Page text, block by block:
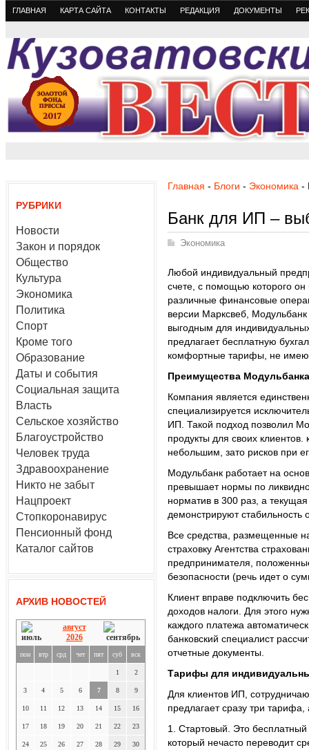
ГЛАВНАЯ КАРТА САЙТА КОНТАКТЫ РЕДАКЦИЯ ДОКУМЕНТЫ
РУБРИКИ
Новости
Закон и порядок
Общество
Культура
Экономика
Политика
Спорт
Кроме того
Образование
Даты и события
Социальная защита
Власть
Сельское хозяйство
Благоустройство
Человек труда
Здравоохранение
Никто не забыт
Нацпроект
Стопкоронавирус
Пенсионный фонд
Каталог сайтов
АРХИВ НОВОСТЕЙ
август
2026
пон втр срд чет пят суб вск
1 2
3 4 5 6 7 8 9
10 11 12 13 14 15 16
17 18 19 20 21 22 23
24 25 26 27 28 29 30
Главная - Блоги - Экономика -
Банк для ИП –
Экономика
Любой индивидуальный
счете, с помощью которого он
различные финансовые
версии Марксвеб,
выгодным для
предлагает бесплатную
комфортные тарифы, не
Преимущества Модульбанка
Компания является
специализируется
ИП. Такой подход позволил
продукты для своих
небольшим, зато рисков при
Модульбанк работает на
превышает нормы по
норматив в 300 раз, а
демонстрируют стабильность
Все средства, размещенные
страховку Агентства
предпринимателя,
безопасности (речь идет о
Клиент вправе подключить
доходов налоги. Для этого
каждого платежа
банковский специалист
отчетные документы.
Тарифы для
Для клиентов ИП,
предлагает сразу три
1. Стартовый. Это
который нечасто переводит